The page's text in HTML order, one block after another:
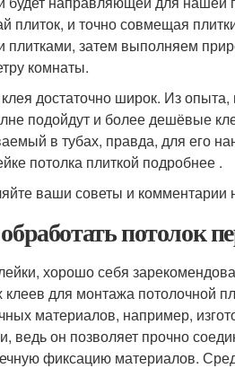
плиток, и точно совмещая
плитками, затем выполняем
комнаты.
достаточно широк. Из
подойдут и более дешёвые
в тубах, правда, для его
потолка плиткой подробнее .
ваши советы и
потолок
хорошо себя
для монтажа потолочной
материалов, например,
ведь он позволяет прочно
фиксацию материалов.